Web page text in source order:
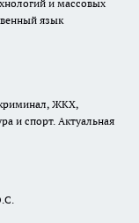
и массовых
язык
ЖКХ,
и спорт. Актуальная